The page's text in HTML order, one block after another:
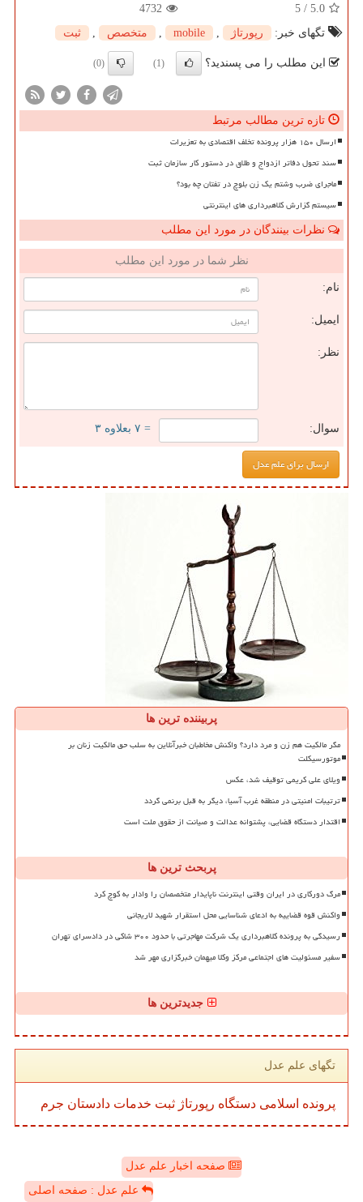
5.0
/
5
4732
تگهای خبر:
رپورتاژ ,
mobile
, متخصص , ثبت
این مطلب را می پسندید؟ (1)
(0)
تازه ترین مطالب مرتبط
ارسال ۱۵۰ هزار پرونده تخلف اقتصادی به تعزیرات
سند تحول دفاتر ازدواج و طلاق در دستور کار سازمان ثبت
ماجرای ضرب وشتم یک زن بلوچ در تفتان چه بود؟
سیستم گزارش کلاهبرداری های اینترنتی
نظرات بینندگان در مورد این مطلب
نظر شما در مورد این مطلب
نام:
ایمیل:
نظر:
سوال: = ۷ بعلاوه ۳
پربیننده ترین ها
مگر مالکیت هم زن و مرد دارد؟ واکنش مخاطبان خبرآنلاین به سلب حق مالکیت زنان بر
موتورسیکلت
ویلای علی کریمی توقیف شد، عکس
ترتیبات امنیتی در منطقه غرب آسیا، دیگر به قبل برنمی گردد
اقتدار دستگاه قضایی، پشتوانه عدالت و صیانت از حقوق ملت است
پربحث ترین ها
مرگ دورکاری در ایران وقتی اینترنت ناپایدار متخصصان را وادار به کوچ کرد
واکنش قوه قضاییه به ادعای شناسایی محل استقرار شهید لاریجانی
رسیدگی به پرونده کلاهبرداری یک شرکت مهاجرتی با حدود ۳۰۰ شاکی در دادسرای تهران
سفیر مسئولیت های اجتماعی مرکز وکلا میهمان خبرگزاری مهر شد
جدیدترین ها
تگهای علم عدل
پرونده اسلامی دستگاه رپورتاژ ثبت خدمات دادستان جرم
صفحه اخبار علم عدل
علم عدل : صفحه اصلی